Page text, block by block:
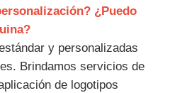
¿Puedo
y personalizadas
Brindamos servicios de
de logotipos